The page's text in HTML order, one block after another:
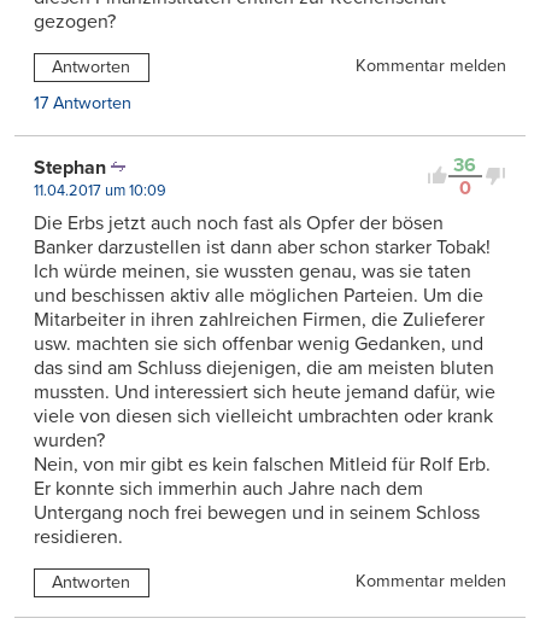
gezogen?
Antworten
Kommentar melden
17 Antworten
36
0
Stephan
11.04.2017 um 10:09
Die Erbs jetzt auch noch fast als Opfer der bösen
Banker darzustellen ist dann aber schon starker Tobak!
Ich würde meinen, sie wussten genau, was sie taten
und beschissen aktiv alle möglichen Parteien. Um die
Mitarbeiter in ihren zahlreichen Firmen, die Zulieferer
usw. machten sie sich offenbar wenig Gedanken, und
das sind am Schluss diejenigen, die am meisten bluten
mussten. Und interessiert sich heute jemand dafür, wie
viele von diesen sich vielleicht umbrachten oder krank
wurden?
Nein, von mir gibt es kein falschen Mitleid für Rolf Erb.
Er konnte sich immerhin auch Jahre nach dem
Untergang noch frei bewegen und in seinem Schloss
residieren.
Antworten Kommentar melden